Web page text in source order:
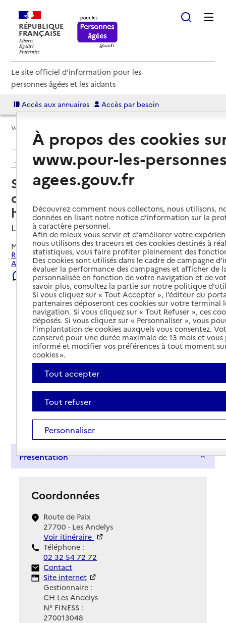
RÉPUBLIQUE
FRANÇAISE
Le site officiel d'information pour les
personnes âgées et les aidants
Accès aux annuaires Accès par besoin
Voir le fil d’Ariane
Retour aux résultats de l'annuaire
Service de soins infirmiers à
domicile – SSIAD - Centre
hospitalier Les Andelys
Les Andelys, EURE
Mis à jour le09/08/2026
Rechercher les établissements et services autour de Les
Andelys.
Signaler une erreur
Tout déplier
Présentation
Coordonnées
Route de Paix
27700 - Les Andelys
Voir itinéraire
Téléphone :
02 32 54 72 72
Contact
Contact
Site Internet
Site internet
Gestionnaire :
CH Les Andelys
N° FINESS :
270013048
À propos des cookies
www.pour-les-
agees.gouv.fr
Découvrez comment nous collectons, nous utilisons,
données en lisant notre notice d’information sur la
à caractère personnel.
Afin de mieux vous servir et d’améliorer votre
nous utilisons des traceurs et des cookies destinés à
statistiques, vous faire profiter pleinement des
Des cookies sont utilisés dans le cadre de campagne
évaluer la performance des campagnes et afficher de
personnalisée en fonction de votre navigation et de
savoir plus, consultez la partie sur notre politique
Si vous cliquez sur « Tout Accepter », l’éditeur du
partenaires déposeront ces cookies sur votre terminal
navigation. Si vous cliquez sur « Tout Refuser », ces
déposés. Si vous cliquez sur « Personnaliser », vous
l’implantation de cookies auxquels vous consentez.
conservé pour une durée maximale de 13 mois et
informé et modifier vos préférences à tout moment
cookies ».
Tout accepter
Tout refuser
Personnaliser